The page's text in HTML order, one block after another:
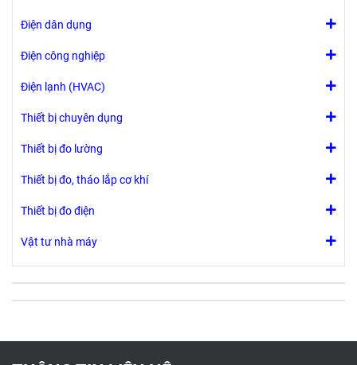
Điện dân dụng
Điện công nghiệp
Điện lạnh (HVAC)
Thiết bị chuyên dụng
Thiết bị đo lường
Thiết bị đo, tháo lắp cơ khí
Thiết bị đo điện
Vật tư nhà máy